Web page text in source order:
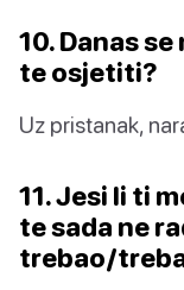
10. Danas
te osjetiti?
Uz pristanak,
11. Jesi li ti
te sada ne
trebao/